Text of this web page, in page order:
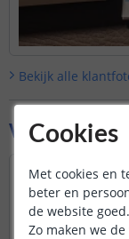
Bekijk alle
Vraag &
Ik ben
Tuya connectie
stekkers voor NL markt. Leveren
versies voor de BE
Cookies
Met cookies en
beter en
de website
Zo maken we